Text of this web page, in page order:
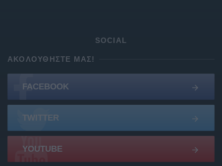
SOCIAL
ΑΚΟΛΟΥΘΉΣΤΕ ΜΑΣ!
FACEBOOK
TWITTER
YOUTUBE